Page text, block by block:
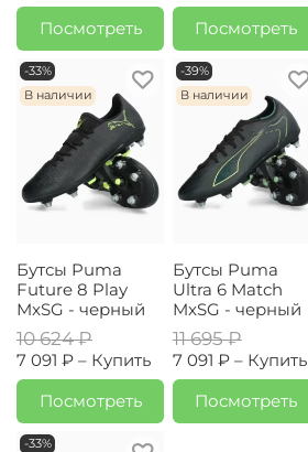
Посмотреть
Посмотреть
-33%
В наличии
Бутсы Puma
Future 8 Play
MxSG - черный
10 624 ₽
7 091 ₽ – Купить
Посмотреть
-39%
В наличии
Бутсы Puma
Ultra 6 Match
MxSG - черный
11 695 ₽
7 091 ₽ – Купить
Посмотреть
-33%